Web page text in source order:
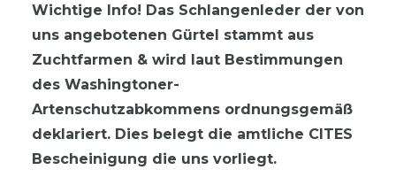
Wichtige Info! Das Schlangenleder der von
uns angebotenen Gürtel stammt aus
Zuchtfarmen & wird laut Bestimmungen
des Washingtoner-
Artenschutzabkommens ordnungsgemäß
deklariert. Dies belegt die amtliche CITES
Bescheinigung die uns vorliegt.